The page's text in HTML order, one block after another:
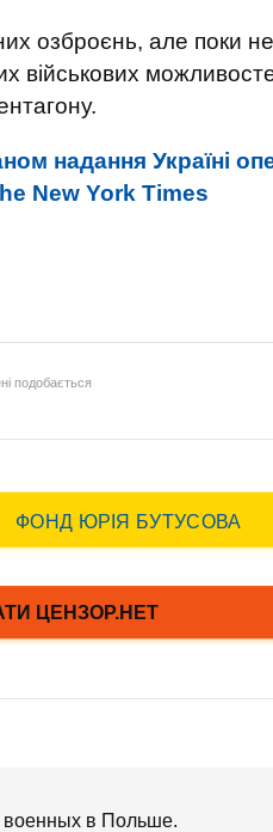
озброєнь, але поки не
військових
надання Україні
New York Times
подобається
военных в Польше.